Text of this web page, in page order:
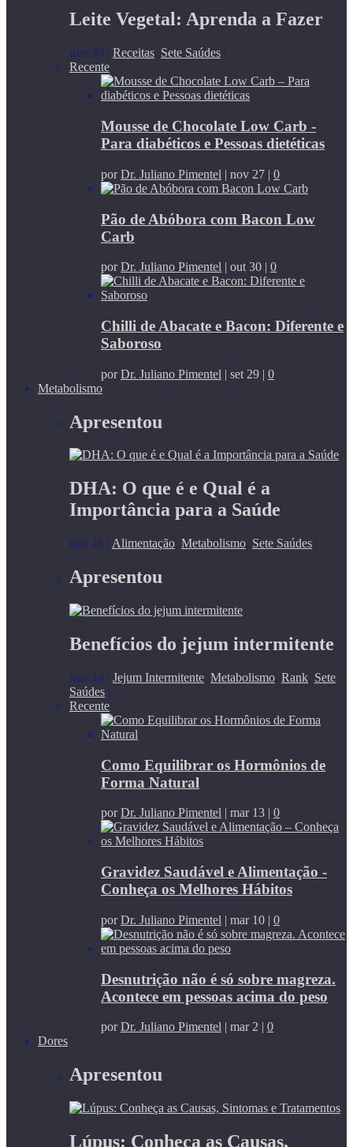
Leite Vegetal: Aprenda a Fazer
mar 30 | Receitas, Sete Saúdes |
Recente
Mousse de Chocolate Low Carb -
Para diabéticos e Pessoas dietéticas
porDr. Juliano Pimentel | nov 27 | 0
Pão de Abóbora com Bacon Low
Carb
porDr. Juliano Pimentel | out 30 | 0
Chilli de Abacate e Bacon: Diferente e
Saboroso
porDr. Juliano Pimentel | set 29 | 0
Metabolismo
Apresentou
DHA: O que é e Qual é a
Importância para a Saúde
mar 16 | Alimentação, Metabolismo, Sete Saúdes |
Apresentou
Benefícios do jejum intermitente
mar 14 | Jejum Intermitente, Metabolismo, Rank, Sete
Saúdes |
Recente
Como Equilibrar os Hormônios de
Forma Natural
porDr. Juliano Pimentel | mar 13 | 0
Gravidez Saudável e Alimentação -
Conheça os Melhores Hábitos
porDr. Juliano Pimentel | mar 10 | 0
Desnutrição não é só sobre magreza.
Acontece em pessoas acima do peso
porDr. Juliano Pimentel | mar 2 | 0
Dores
Apresentou
Lúpus: Conheça as Causas,